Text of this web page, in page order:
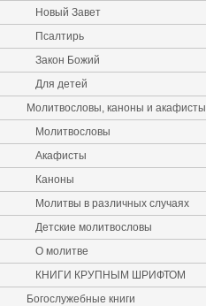
Новый Завет
Псалтирь
Закон Божий
Для детей
Молитвословы, каноны и акафисты
Молитвословы
Акафисты
Каноны
Молитвы в различных случаях
Детские молитвословы
О молитве
КНИГИ КРУПНЫМ ШРИФТОМ
Богослужебные книги